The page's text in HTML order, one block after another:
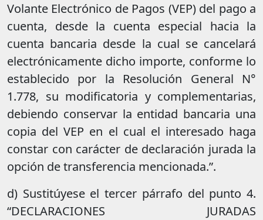
Volante Electrónico de Pagos (VEP) del pago a
cuenta, desde la cuenta especial hacia la
cuenta bancaria desde la cual se cancelará
electrónicamente dicho importe, conforme lo
establecido por la Resolución General N°
1.778, su modificatoria y complementarias,
debiendo conservar la entidad bancaria una
copia del VEP en el cual el interesado haga
constar con carácter de declaración jurada la
opción de transferencia mencionada.”.
d) Sustitúyese el tercer párrafo del punto 4.
“DECLARACIONES JURADAS